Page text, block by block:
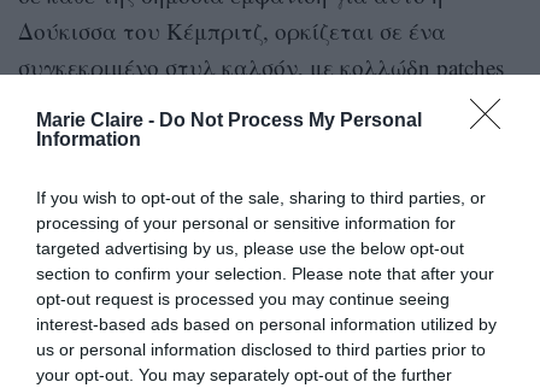
Marie Claire - Do Not Process My Personal
Information
If you wish to opt-out of the sale, sharing to third parties, or
processing of your personal or sensitive information for
targeted advertising by us, please use the below opt-out
section to confirm your selection. Please note that after your
opt-out request is processed you may continue seeing
interest-based ads based on personal information utilized by
us or personal information disclosed to third parties prior to
your opt-out. You may separately opt-out of the further
Δούκισσα του Kέμπριτζ, ορκίζεται σε ένα
συγκεκριμένο στυλ καλσόν, με κολλώδη patches
στο κάτω μέρος των ποδιών, που εξασφαλίζουν
το να μην γλιστρήσουν τα παπούτσια από τα
Τα καλσόν της είναι από το brand John Lewis,
κοστίζουν μόλις 7 ευρώ, και είναι διαθέσιμα στο
χρώμα του ποδιού, σε μαύρο και tan.